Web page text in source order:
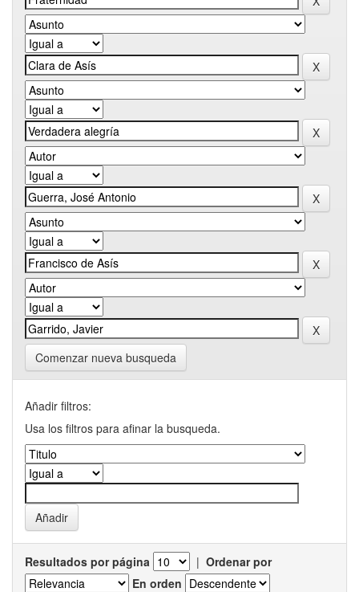
Comenzar nueva busqueda
Añadir filtros:
Usa los filtros para afinar la busqueda.
Resultados por página | Ordenar por
En orden